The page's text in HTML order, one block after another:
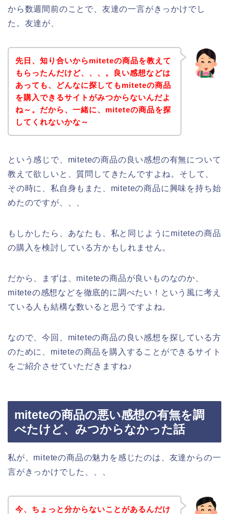
から数週間前のことで、友達の一言がきっかけでし
た。友達が、
先日、知り合いからmiteteの商品を教えて
もらったんだけど、、、。良い感想などは
あっても、どんなに探してもmiteteの商品
を購入できるサイトがみつからないんだよ
ね～。だから、一緒に、miteteの商品を探
してくれないかな～
という感じで、miteteの商品の良い感想の有無について
教えて欲しいと、質問してきたんですよね。そして、
その時に、私自身もまた、miteteの商品に興味を持ち始
めたのですが、、、
もしかしたら、あなたも、私と同じようにmiteteの商品
の購入を検討している方かもしれません。
だから、まずは、miteteの商品が良いものなのか、
miteteの感想などを徹底的に調べたい！という風に考え
ている人も結構な数いると思うですよね。
なので、今回、miteteの商品の良い感想を探している方
のために、miteteの商品を購入することができるサイト
をご紹介させていただきますね♪
miteteの商品の悪い感想の有無を調
べたけど、みつからなかった話
私が、miteteの商品の魅力を感じたのは、友達からの一
言がきっかけでした、、、
今、ちょっと分からないことがあるんだけ